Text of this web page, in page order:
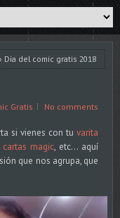
Dia del comic gratis 2018
Gratis No comments
si vienes con tu varita
cartas magic, etc... aquí
que nos agrupa, que